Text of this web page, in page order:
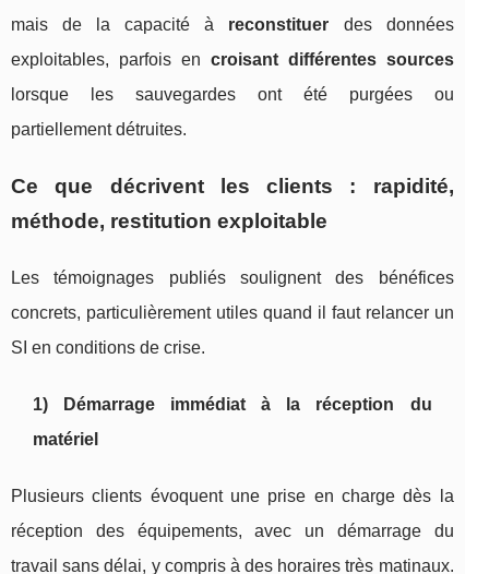
mais de la capacité à reconstituer des données
exploitables, parfois en croisant différentes sources
lorsque les sauvegardes ont été purgées ou
partiellement détruites.
Ce que décrivent les clients : rapidité,
méthode, restitution exploitable
Les témoignages publiés soulignent des bénéfices
concrets, particulièrement utiles quand il faut relancer un
SI en conditions de crise.
1) Démarrage immédiat à la réception du
matériel
Plusieurs clients évoquent une prise en charge dès la
réception des équipements, avec un démarrage du
travail sans délai, y compris à des horaires très matinaux.